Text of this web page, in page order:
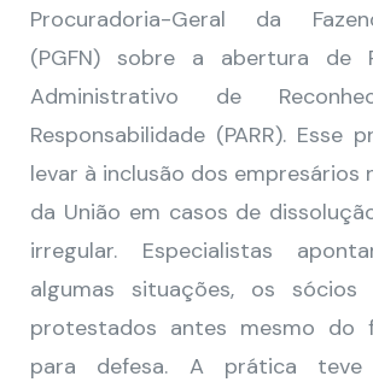
Procuradoria-Geral da
(PGFN) sobre a abertura de
Administrativo de
Responsabilidade (PARR). Esse
levar à inclusão dos empresários
da União em casos de
irregular. Especialistas
algumas situações, os sócios
protestados antes mesmo do
para defesa. A prática